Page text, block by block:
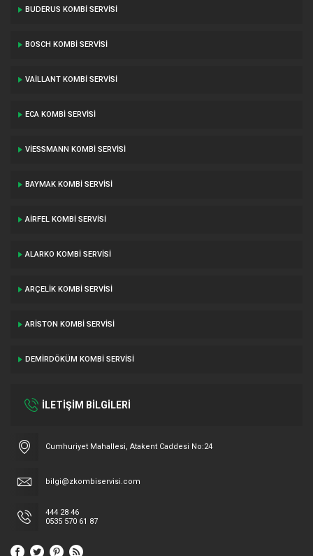
BUDERUS KOMBI SERVISI
BOSCH KOMBI SERVISI
VAILLANT KOMBI SERVISI
ECA KOMBI SERVISI
VIESSMANN KOMBI SERVISI
BAYMAK KOMBI SERVISI
AIRFEL KOMBI SERVISI
ALARKO KOMBI SERVISI
ARÇELIK KOMBI SERVISI
ARISTON KOMBI SERVISI
DEMIRDÖKÜM KOMBI SERVISI
İLETİŞİM BİLGİLERİ
Cumhuriyet Mahallesi, Atakent Caddesi No:24
bilgi@zkombiservisi.com
444 28 46
0535 570 61 87